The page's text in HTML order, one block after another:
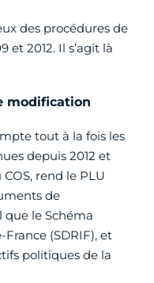
des procédures de
2012. Il s’agit là
modification
tout à la fois les
depuis 2012 et
rend le PLU
de
le Schéma
(SDRIF), et
politiques de la